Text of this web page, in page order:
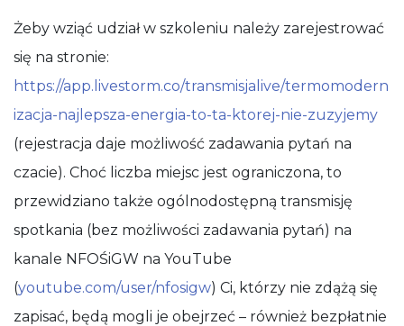
Żeby wziąć udział w szkoleniu należy zarejestrować
się na stronie:
https://app.livestorm.co/transmisjalive/termomodern
izacja-najlepsza-energia-to-ta-ktorej-nie-zuzyjemy
(rejestracja daje możliwość zadawania pytań na
czacie). Choć liczba miejsc jest ograniczona, to
przewidziano także ogólnodostępną transmisję
spotkania (bez możliwości zadawania pytań) na
kanale NFOŚiGW na YouTube
(youtube.com/user/nfosigw) Ci, którzy nie zdążą się
zapisać, będą mogli je obejrzeć – również bezpłatnie